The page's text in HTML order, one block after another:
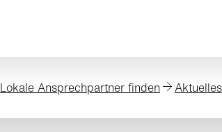
Lokale Ansprechpartner finden